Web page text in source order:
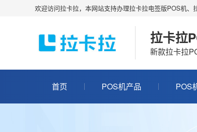
欢迎访问拉卡拉，本网站支持办理拉卡拉电签版POS机、
拉卡拉
新款拉卡拉
首页 POS机产品 POS